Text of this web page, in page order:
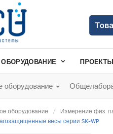
ОБОРУДОВАНИЕ ПРОЕКТЫ
оборудование
оборудование Измерение физ.
весы серии SK-WP